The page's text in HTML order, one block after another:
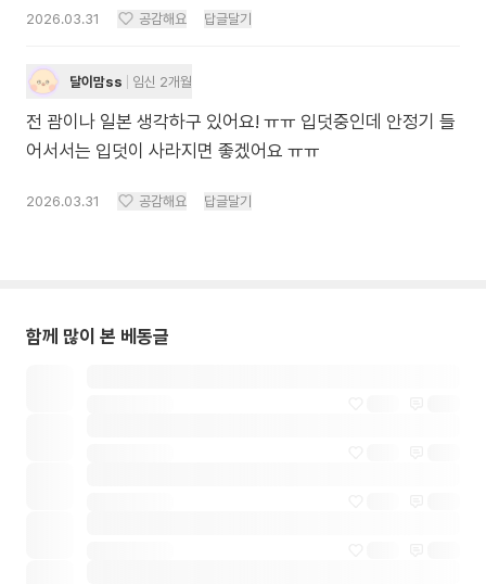
2026.03.31 공감해요 답글달기
달이맘ss 임신 2개월
전 괌이나 일본 생각하구 있어요! ㅠㅠ 입덧중인데 안정기 들
어서서는 입덧이 사라지면 좋겠어요 ㅠㅠ
2026.03.31 공감해요 답글달기
함께 많이 본 베동글